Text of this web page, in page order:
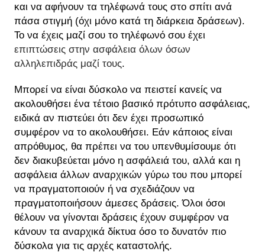
και να αφήνουν τα τηλέφωνά τους στο σπίτι ανά
πάσα στιγμή (όχι μόνο κατά τη διάρκεια δράσεων).
Το να έχεις μαζί σου το τηλέφωνό σου έχει
επιπτώσεις στην ασφάλεια όλων όσων
αλληλεπιδράς μαζί τους.
Μπορεί να είναι δύσκολο να πειστεί κανείς να
ακολουθήσει ένα τέτοιο βασικό πρότυπο ασφάλειας,
ειδικά αν πιστεύει ότι δεν έχει προσωπικό
συμφέρον να το ακολουθήσει. Εάν κάποιος είναι
απρόθυμος, θα πρέπει να του υπενθυμίσουμε ότι
δεν διακυβεύεται μόνο η ασφάλειά του, αλλά και η
ασφάλεια άλλων αναρχικών γύρω του που μπορεί
να πραγματοποιούν ή να σχεδιάζουν να
πραγματοποιήσουν άμεσες δράσεις. Όλοι όσοι
θέλουν να γίνονται δράσεις έχουν συμφέρον να
κάνουν τα αναρχικά δίκτυα όσο το δυνατόν πιο
δύσκολα για τις αρχές καταστολής.